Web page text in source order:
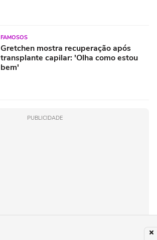
FAMOSOS
Gretchen mostra recuperação após
transplante capilar: 'Olha como estou
bem'
PUBLICIDADE